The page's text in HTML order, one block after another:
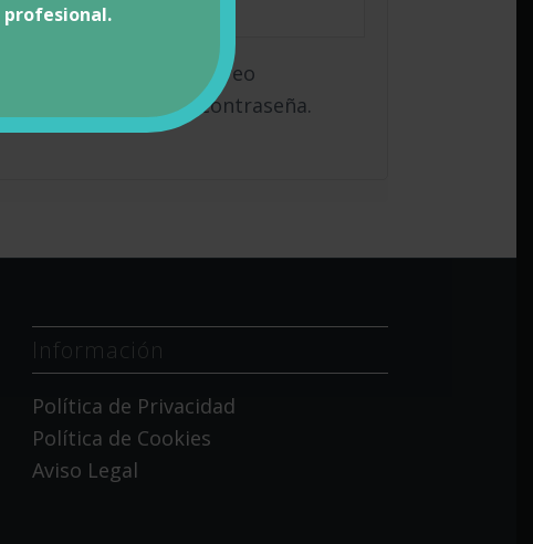
a tu dirección de correo
una nueva contraseña.
Información
Política de Privacidad
Política de Cookies
Aviso Legal
profesional.